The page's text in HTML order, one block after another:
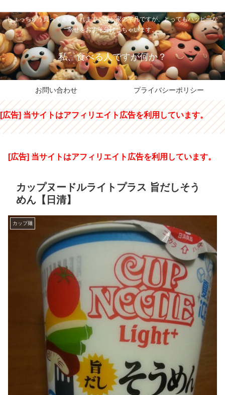
しょっちゅう買ってきてくれます。我が家の平凡ですが、とってもハッピーな
幸せをおすそ分けしちゃいます。
私、食べる人ですが何か？
お問い合わせ プライバシーポリシー
[広告] 当サイトはアフィリエイト広告を利用しています。
[広告] 当サイトはアフィリエイト広告を利用しています。
カップヌードルライトプラス 旨だしそう
めん【日清】
カップ麺